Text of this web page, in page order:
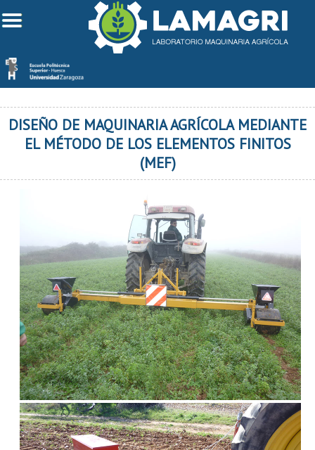
DISEÑO DE MAQUINARIA AGRÍCOLA MEDIANTE
EL MÉTODO DE LOS ELEMENTOS FINITOS
(MEF)